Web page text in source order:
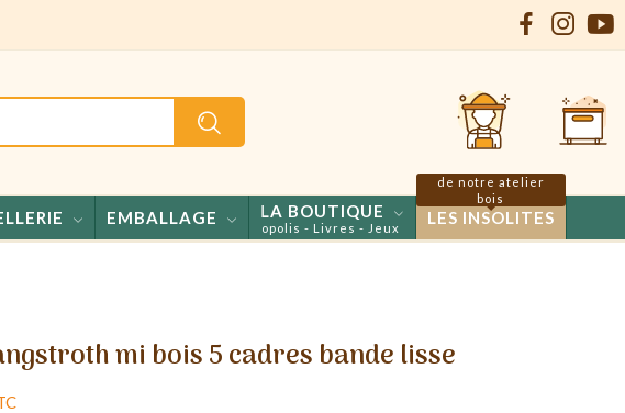
EMBALLAGE LA BOUTIQUE
Miels - Confiseries - Propolis - Livres - Jeux
LES INSOLITES
de notre atelier
bois
mi bois 5 cadres bande lisse